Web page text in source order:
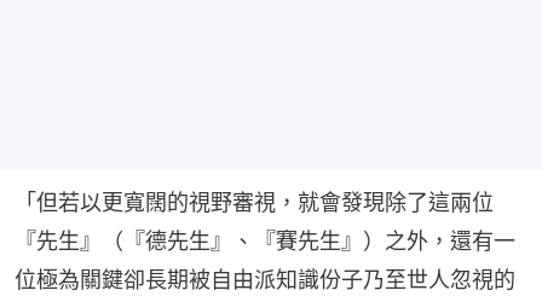
「但若以更寬闊的視野審視，就會發現除了這兩位
『先生』（『德先生』、『賽先生』）之外，還有一
位極為關鍵卻長期被自由派知識份子乃至世人忽視的